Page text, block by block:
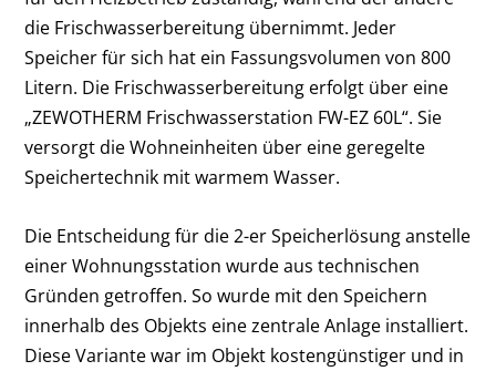
die Frischwasserbereitung übernimmt. Jeder
Speicher für sich hat ein Fassungsvolumen von 800
Litern. Die Frischwasserbereitung erfolgt über eine
„ZEWOTHERM Frischwasserstation FW-EZ 60L“. Sie
versorgt die Wohneinheiten über eine geregelte
Speichertechnik mit warmem Wasser.
Die Entscheidung für die 2-er Speicherlösung anstelle
einer Wohnungsstation wurde aus technischen
Gründen getroffen. So wurde mit den Speichern
innerhalb des Objekts eine zentrale Anlage installiert.
Diese Variante war im Objekt kostengünstiger und in